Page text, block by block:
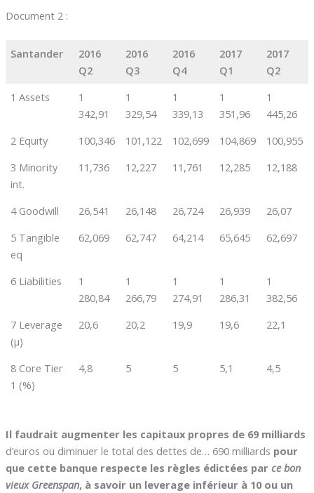
Document 2 :
Santander
2016
Q2
2016
Q3
2016
Q4
2017
Q1
2017
Q2
1 Assets
1
342,91
1
329,54
1
339,13
1
351,96
1
445,26
2 Equity
100,346 101,122 102,699 104,869
100,955
3 Minority
int.
11,736 12,227 11,761 12,285 12,188
4 Goodwill 26,541 26,148 26,724 26,939
26,07
5 Tangible
eq
62,069 62,747 64,214 65,645 62,697
6 Liabilities
1
280,84
1
266,79
1
274,91
1
286,31
1
382,56
7 Leverage
(µ)
20,6 20,2 19,9 19,6 22,1
8 Core Tier
1 (%)
4,8 5 5 5,1 4,5
Il faudrait augmenter les capitaux propres de 69 milliards
d’euros ou diminuer le total des dettes de… 690 milliards pour
que cette banque respecte les règles édictées par ce bon
vieux Greenspan, à savoir un leverage inférieur à 10 ou un